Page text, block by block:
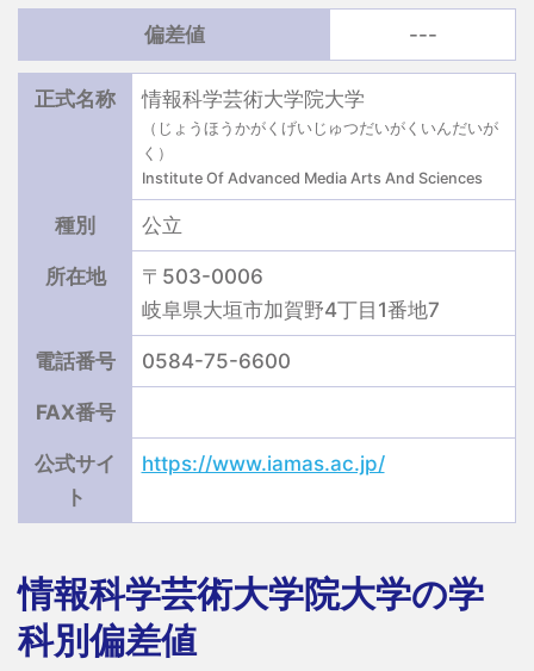
偏差値 ---
正式名称 情報科学芸術大学院大学
（じょうほうかがくげいじゅつだいがくいんだいが
く）
Institute Of Advanced Media Arts And Sciences
種別 公立
所在地
〒503-0006
岐阜県大垣市加賀野4丁目1番地7
電話番号 0584-75-6600
FAX番号
公式サイ
ト
https://www.iamas.ac.jp/
情報科学芸術大学院大学の学
科別偏差値